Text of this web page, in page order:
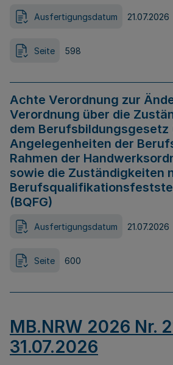
Ausfertigungsdatum 21.07.2026
Seite 598
Achte Verordnung zur
Verordnung über die
dem Berufsbildungsgesetz
Angelegenheiten der
Rahmen der
sowie die Zuständigkeiten
(BQFG)
Ausfertigungsdatum 21.07.2026
Seite 600
MB.NRW 2026 Nr.
31.07.2026